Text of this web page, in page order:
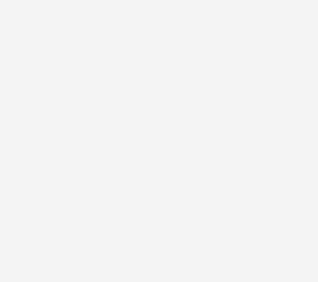
viel Stromkapazität an Land in
an wie nie. Zuschläge auf
konzentriert.
neue Windparks an Land mit
sich für das
Zuschlagsvolumen von 3,45 GW ins